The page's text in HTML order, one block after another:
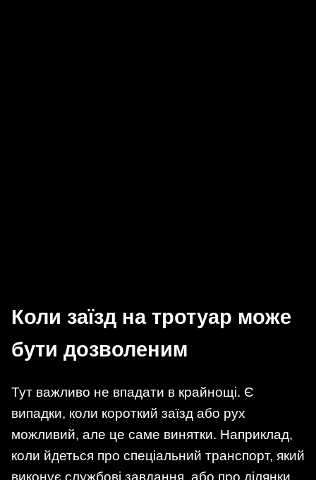
Коли заїзд на тротуар може
бути дозволеним
Тут важливо не впадати в крайнощі. Є
випадки, коли короткий заїзд або рух
можливий, але це саме винятки. Наприклад,
коли йдеться про спеціальний транспорт, який